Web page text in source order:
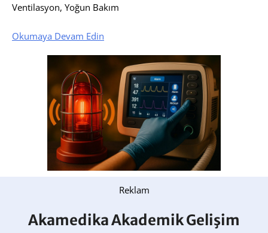
Ventilasyon, Yoğun Bakım
Okumaya Devam Edin
Reklam
Akamedika Akademik Gelişim